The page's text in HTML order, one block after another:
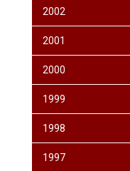
2002
2001
2000
1999
1998
1997